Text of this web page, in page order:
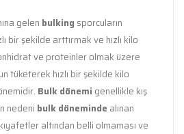
gelen bulking sporcuların
bir şekilde arttırmak ve hızlı kilo
ve proteinler olmak üzere
tüketerek hızlı bir şekilde kilo
Bulk dönemi genellikle kış
nedeni bulk döneminde alınan
kıyafetler altından belli olmaması ve